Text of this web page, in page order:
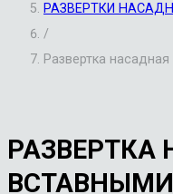
РАЗВЕРТКИ
/
Развертка
РАЗВЕРТКА